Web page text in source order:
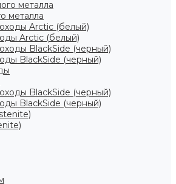
металла
Arctic (белый)
BlackSide (черный)
BlackSide (черный)